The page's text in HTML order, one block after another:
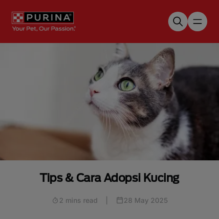
Tips & Cara Adopsi Kucing
2 mins read 28 May 2025